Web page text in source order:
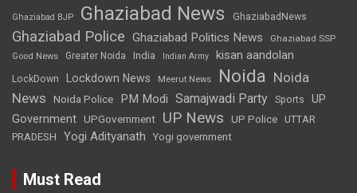
Ghaziabad BJP Ghaziabad News GhaziabadNews
Ghaziabad Police Ghaziabad Politics News Ghaziabad SSP
Good News Greater Noida India Indian Army kisan aandolan
LockDown Lockdown News Meerut News Noida Noida
News
Noida Police PM Modi Samajwadi Party Sports
UP
Government UPGovernment UP News UP Police
UTTAR
PRADESH
Yogi Adityanath Yogi government
Must Read